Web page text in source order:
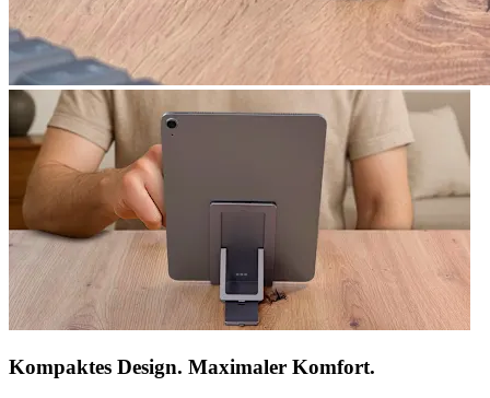
Kompaktes Design. Maximaler Komfort.